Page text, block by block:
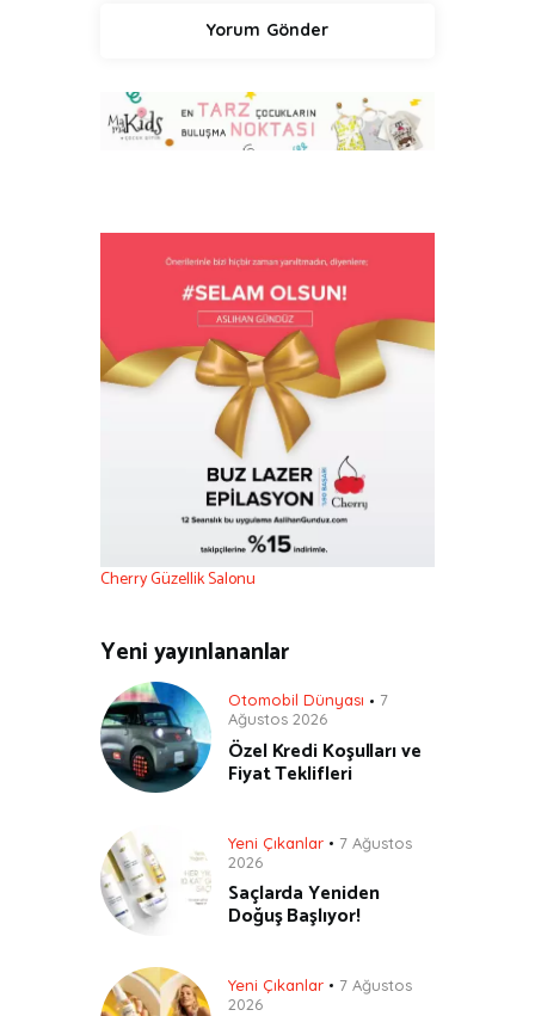
Cherry Güzellik Salonu
Yeni yayınlananlar
Otomobil Dünyası
7
Ağustos 2026
Özel Kredi Koşulları ve
Fiyat Teklifleri
Yeni Çıkanlar
7 Ağustos
2026
Saçlarda Yeniden
Doğuş Başlıyor!
Yeni Çıkanlar
7 Ağustos
2026